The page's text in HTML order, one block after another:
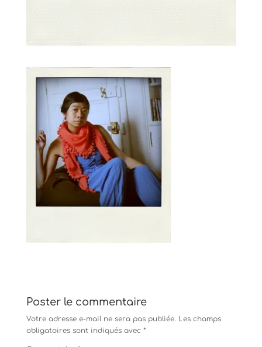
Poster le commentaire
Votre adresse e-mail ne sera pas publiée. Les champs
obligatoires sont indiqués avec *